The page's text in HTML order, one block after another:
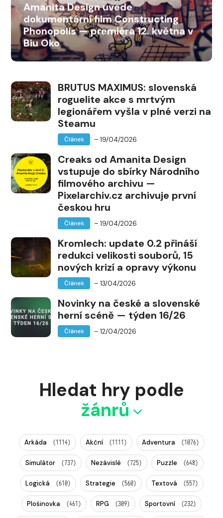
Amanita Design uvede
dokumentární film Constructing
Phonopolis — premiéra 12. května v
Biu Oko
BRUTUS MAXIMUS: slovenská
roguelite akce s mrtvým
legionářem vyšla v plné verzi na
Steamu
Článek – 19/04/2026
Creaks od Amanita Design
vstupuje do sbírky Národního
filmového archivu —
Pixelarchiv.cz archivuje první
českou hru
Článek – 19/04/2026
Kromlech: update 0.2 přináší
redukci velikosti souborů, 15
nových krizí a opravy výkonu
Článek – 13/04/2026
Novinky na české a slovenské
herní scéně — týden 16/26
Článek – 12/04/2026
Hledat hry podle
žánrů
Arkáda (1114) Akční (1111) Adventura (1076)
Simulátor (737) Nezávislé (725) Puzzle (648)
Logická (610) Strategie (560) Textová (557)
Plošinovka (461) RPG (309) Sportovní (232)